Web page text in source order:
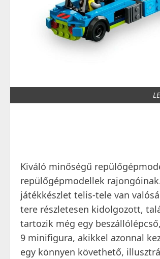
Kiváló minőségű
repülőgépmodellek
játékkészlet telis-tele van
tere részletesen kidolgozott,
tartozik még egy
9 minifigura, akikkel azonnal
egy könnyen követhető,